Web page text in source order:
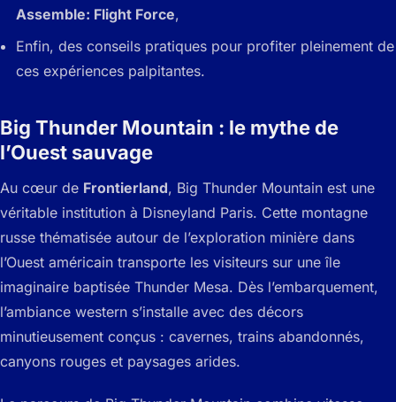
Assemble: Flight Force,
Enfin, des conseils pratiques pour profiter pleinement de
ces expériences palpitantes.
Big Thunder Mountain : le mythe de
l’Ouest sauvage
Au cœur de Frontierland, Big Thunder Mountain est une
véritable institution à Disneyland Paris. Cette montagne
russe thématisée autour de l’exploration minière dans
l’Ouest américain transporte les visiteurs sur une île
imaginaire baptisée Thunder Mesa. Dès l’embarquement,
l’ambiance western s’installe avec des décors
minutieusement conçus : cavernes, trains abandonnés,
canyons rouges et paysages arides.